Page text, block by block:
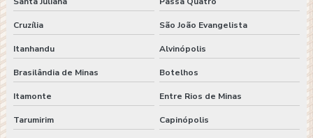
Cruzília São João Evangelista
Itanhandu Alvinópolis
Brasilândia de Minas Botelhos
Itamonte Entre Rios de Minas
Tarumirim Capinópolis